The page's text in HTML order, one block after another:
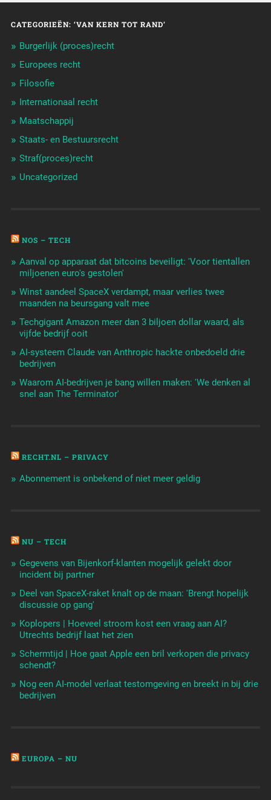
CATEGORIEËN: ‘VAN KERN TOT RAND’
Burgerlijk (proces)recht
Europees recht
Filosofie
Internationaal recht
Maatschappij
Staats- en Bestuursrecht
Straf(proces)recht
Uncategorized
NOS – TECH
Aanval op apparaat dat bitcoins beveiligt: 'Voor tientallen
miljoenen euro's gestolen'
Winst aandeel SpaceX verdampt, maar verlies twee
maanden na beursgang valt mee
Techgigant Amazon meer dan 3 biljoen dollar waard, als
vijfde bedrijf ooit
AI-systeem Claude van Anthropic hackte onbedoeld drie
bedrijven
Waarom AI-bedrijven je bang willen maken: 'We denken al
snel aan The Terminator'
RECHT.NL – PRIVACY
Abonnement is onbekend of niet meer geldig
NU – TECH
Gegevens van Bijenkorf-klanten mogelijk gelekt door
incident bij partner
Deel van SpaceX-raket knalt op de maan: 'Brengt hopelijk
discussie op gang'
Koplopers | Hoeveel stroom kost een vraag aan AI?
Utrechts bedrijf laat het zien
Schermtijd | Hoe gaat Apple een bril verkopen die privacy
schendt?
Nog een AI-model verlaat testomgeving en breekt in bij drie
bedrijven
EUROPA – NU